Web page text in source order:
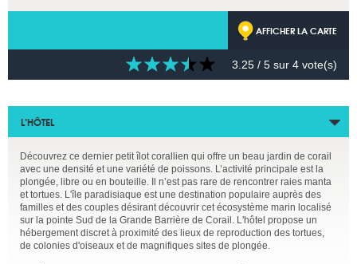
AFFICHER LA CARTE
3.25 / 5 sur 4 vote(s)
L’HÔTEL
Découvrez ce dernier petit îlot corallien qui offre un beau jardin de corail
avec une densité et une variété de poissons. L’activité principale est la
plongée, libre ou en bouteille. Il n’est pas rare de rencontrer raies manta
et tortues. L'île paradisiaque est une destination populaire auprès des
familles et des couples désirant découvrir cet écosystème marin localisé
sur la pointe Sud de la Grande Barrière de Corail. L'hôtel propose un
hébergement discret à proximité des lieux de reproduction des tortues,
de colonies d'oiseaux et de magnifiques sites de plongée.